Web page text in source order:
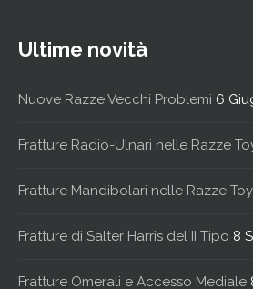
Ultime novità
Nuove Razze Vecchi Problemi 6
Fratture Radio-Ulnari nelle Razze
Fratture Mandibolari nelle Razze Toy
Fratture di Salter Harris del II Tipo 8
Fratture Omerali e Accesso Mediale